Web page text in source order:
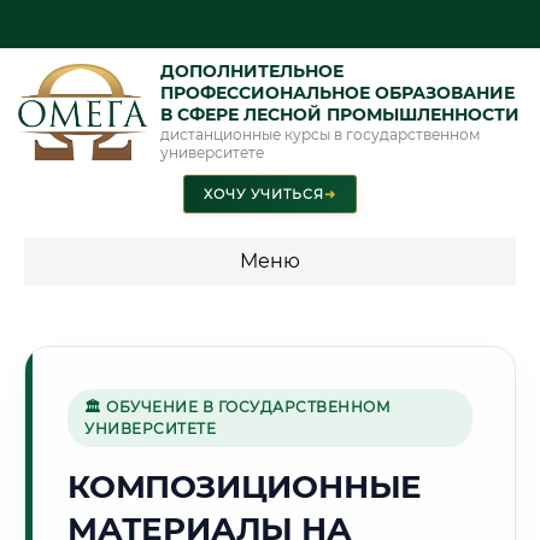
ДОПОЛНИТЕЛЬНОЕ
ПРОФЕССИОНАЛЬНОЕ ОБРАЗОВАНИЕ
В СФЕРЕ ЛЕСНОЙ ПРОМЫШЛЕННОСТИ
дистанционные курсы в государственном
университете
ХОЧУ УЧИТЬСЯ➜
Меню
промышленность"
🔩
🏛 ОБУЧЕНИЕ В ГОСУДАРСТВЕННОМ
УНИВЕРСИТЕТЕ
КОМПОЗИЦИОННЫЕ
МАТЕРИАЛЫ НА